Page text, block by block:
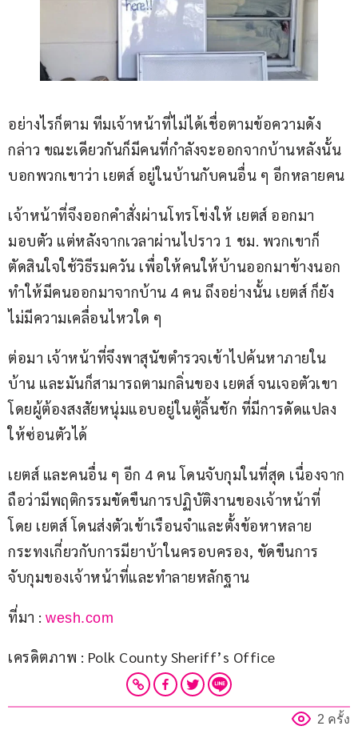
อย่างไรก็ตาม ทีมเจ้าหน้าที่ไม่ได้เชื่อตามข้อความดัง
กล่าว ขณะเดียวกันก็มีคนที่กำลังจะออกจากบ้านหลังนั้น
บอกพวกเขาว่า เยตส์ อยู่ในบ้านกับคนอื่น ๆ อีกหลายคน
เจ้าหน้าที่จึงออกคำสั่งผ่านโทรโข่งให้ เยตส์ ออกมา
มอบตัว แต่หลังจากเวลาผ่านไปราว 1 ชม. พวกเขาก็
ตัดสินใจใช้วิธีรมควัน เพื่อให้คนให้บ้านออกมาข้างนอก
ทำให้มีคนออกมาจากบ้าน 4 คน ถึงอย่างนั้น เยตส์ ก็ยัง
ไม่มีความเคลื่อนไหวใด ๆ
ต่อมา เจ้าหน้าที่จึงพาสุนัขตำรวจเข้าไปค้นหาภายใน
บ้าน และมันก็สามารถตามกลิ่นของ เยตส์ จนเจอตัวเขา
โดยผู้ต้องสงสัยหนุ่มแอบอยู่ในตู้ลิ้นชัก ที่มีการดัดแปลง
ให้ซ่อนตัวได้
เยตส์ และคนอื่น ๆ อีก 4 คน โดนจับกุมในที่สุด เนื่องจาก
ถือว่ามีพฤติกรรมขัดขืนการปฏิบัติงานของเจ้าหน้าที่
โดย เยตส์ โดนส่งตัวเข้าเรือนจำและตั้งข้อหาหลาย
กระทงเกี่ยวกับการมียาบ้าในครอบครอง, ขัดขืนการ
จับกุมของเจ้าหน้าที่และทำลายหลักฐาน
ที่มา : wesh.com
เครดิตภาพ : Polk County Sheriff’s Office
2 ครั้ง